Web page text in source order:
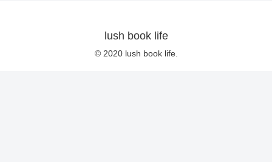
lush book life
© 2020 lush book life.